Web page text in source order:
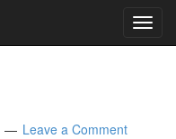
Leave a Comment